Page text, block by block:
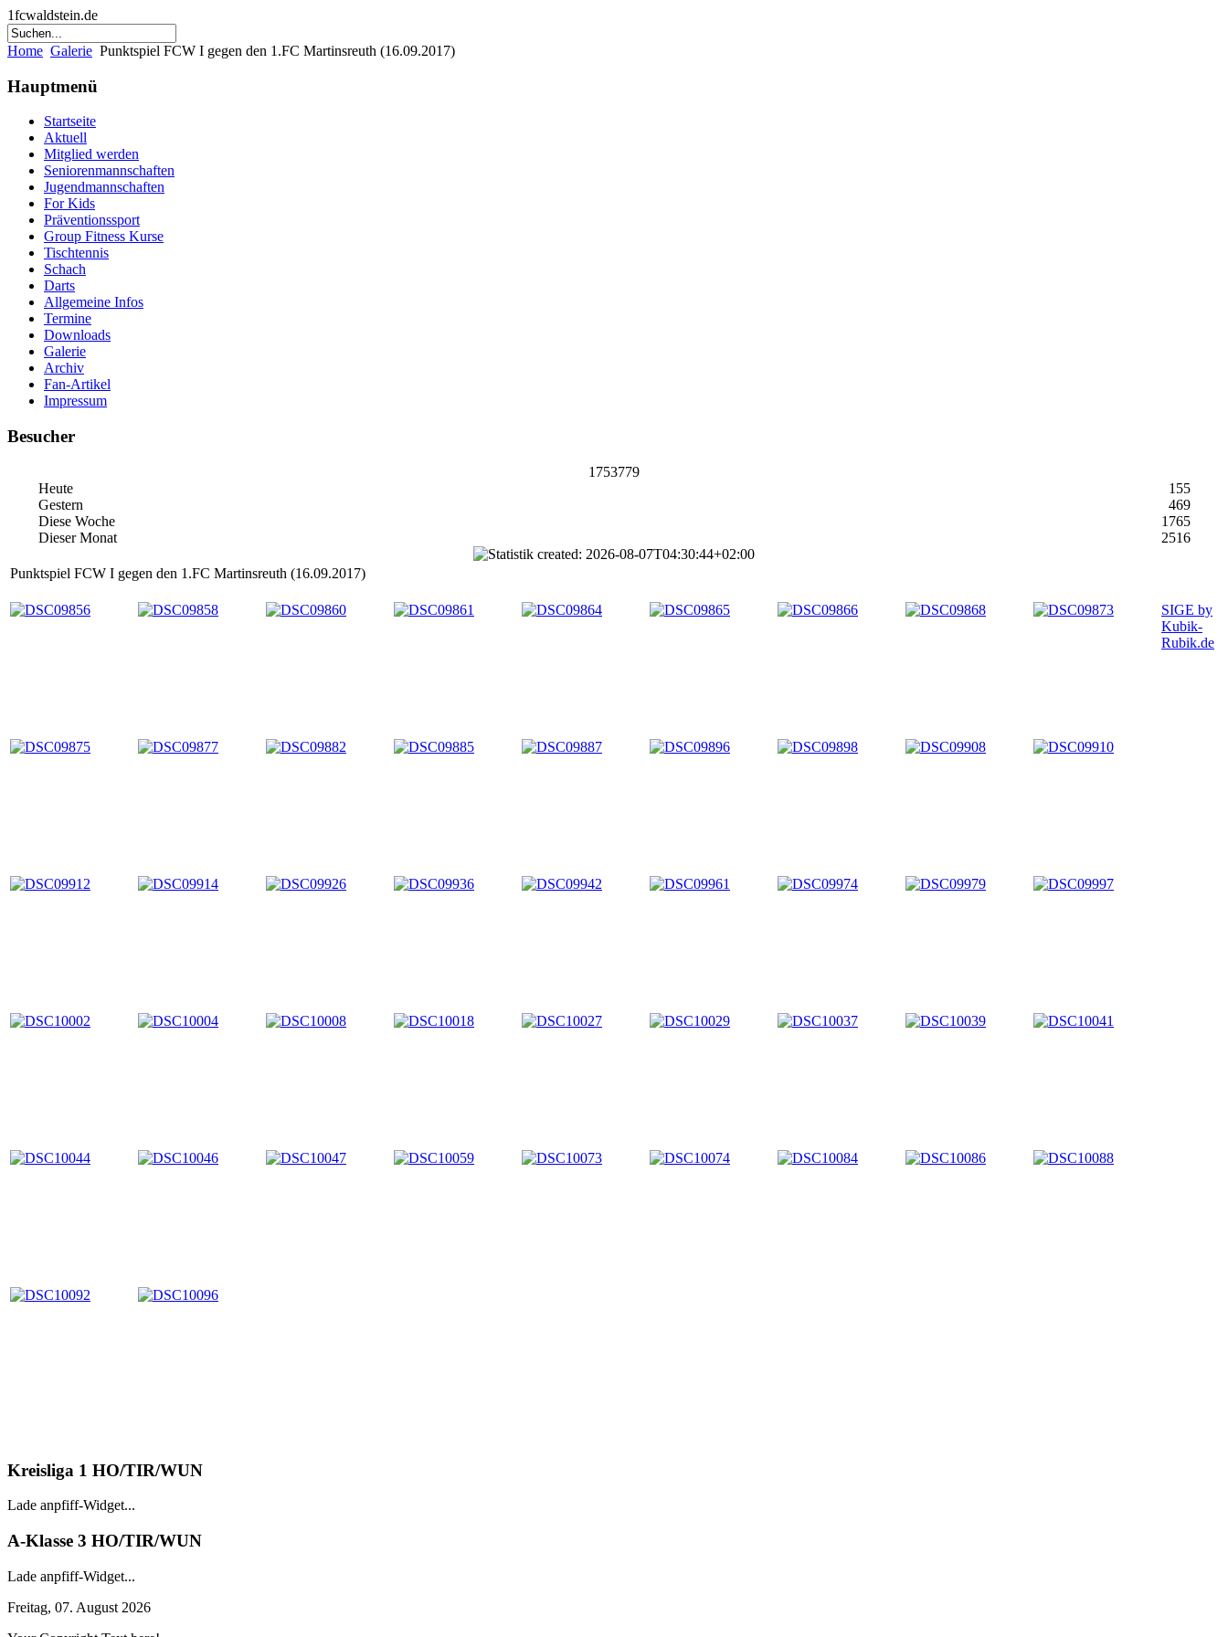
1fcwaldstein.de
Home Galerie Punktspiel FCW I gegen den 1.FC Martinsreuth (16.09.2017)
Hauptmenü
Startseite
Aktuell
Mitglied werden
Seniorenmannschaften
Jugendmannschaften
For Kids
Präventionssport
Group Fitness Kurse
Tischtennis
Schach
Darts
Allgemeine Infos
Termine
Downloads
Galerie
Archiv
Fan-Artikel
Impressum
Besucher
1753779
Heute
155
Gestern
469
Diese Woche
1765
Dieser Monat
2516
Punktspiel FCW I gegen den 1.FC Martinsreuth (16.09.2017)
SIGE by
Kubik-
Rubik.de
Kreisliga 1 HO/TIR/WUN
Lade anpfiff-Widget...
A-Klasse 3 HO/TIR/WUN
Lade anpfiff-Widget...
Freitag, 07. August 2026